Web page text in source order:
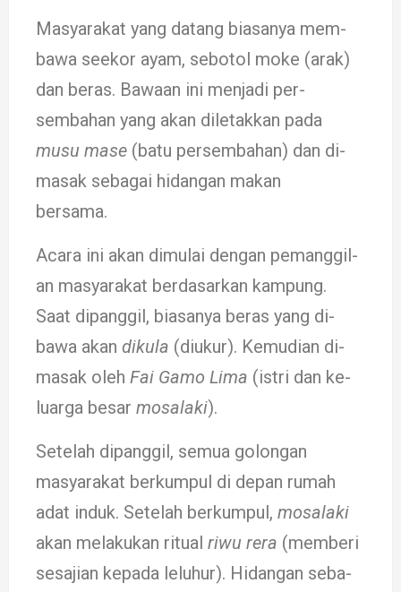
Masyarakat yang da­tang biasanya mem­­­­­­­­­­
bawa seekor ayam, se­botol mo­­ke (arak)
dan be­­ras. Bawaan ini menjadi per­­­
sembahan yang akan di­letakkan pada
musu ma­se (batu per­sembah­­­an) dan di­
masak seba­gai hi­dangan makan
bersama.
Acara ini akan di­mulai de­ngan pe­mang­gil­
an ma­syarakat ber­­­­­­dasarkan kampung.
Saat dipanggil, biasa­­­­­­nya be­ras yang di­
bawa akan dikula (di­­ukur). Kemu­di­an di­­
masak oleh Fai Gamo Lima (istri dan ke­
luarga besar mosala­ki).
Setelah dipanggil, se­mua golongan
masya­rakat berkumpul di de­pan rumah
adat induk. Setelah berkumpul, mo­sa­­laki
akan melakukan ri­tual riwu rera (mem­beri
sesajian kepada le­lu­hur). Hidangan seba­